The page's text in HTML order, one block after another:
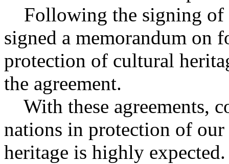
Following the signing of
signed a memorandum on
protection of cultural
the agreement.
With these agreements,
nations in protection of
heritage is highly expected.